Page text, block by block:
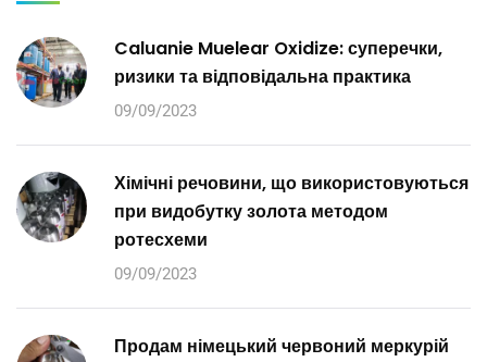
Caluanie Muelear Oxidize: суперечки,
ризики та відповідальна практика
09/09/2023
Хімічні речовини, що використовуються
при видобутку золота методом
ротесхеми
09/09/2023
Продам німецький червоний меркурій